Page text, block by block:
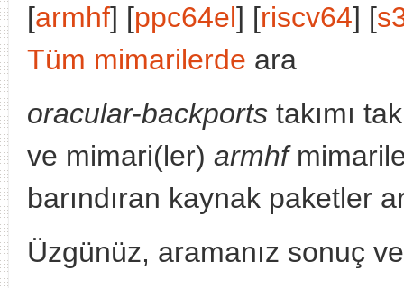
[armhf] [ppc64el] [riscv64] [
Tüm mimarilerde ara
oracular-backports takımı
ve mimari(ler) armhf
barındıran kaynak paketler
Üzgünüz, aramanız sonuç